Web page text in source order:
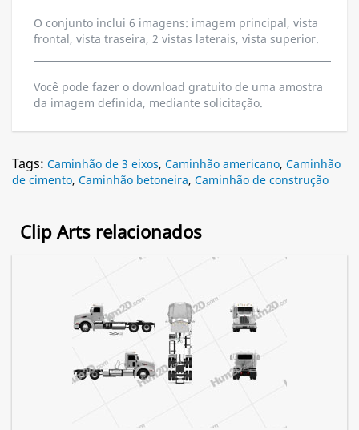
O conjunto inclui 6 imagens: imagem principal, vista
frontal, vista traseira, 2 vistas laterais, vista superior.
Você pode fazer o download gratuito de uma amostra
da imagem definida, mediante solicitação.
Tags: Caminhão de 3 eixos, Caminhão americano, Caminhão
de cimento, Caminhão betoneira, Caminhão de construção
Clip Arts relacionados